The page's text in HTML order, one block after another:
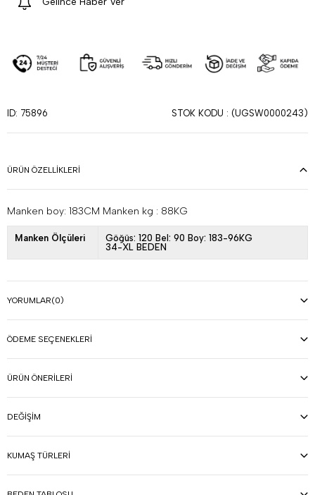
ID: 75896 STOK KODU (UGSW0000243)
ÜRÜN ÖZELLIKLERI
Manken boy: 183CM Manken kg : 88KG
Manken Ölçüleri
Göğüs: 120 Bel: 90 Boy: 183-96KG
34-XL BEDEN
YORUMLAR(0)
ÖDEME SEÇENEKLERI
ÜRÜN ÖNERILERI
DEĞIŞIM
KUMAŞ TÜRLERI